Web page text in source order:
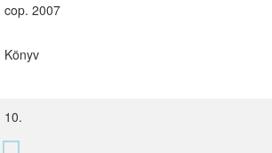
cop. 2007
Könyv
10.